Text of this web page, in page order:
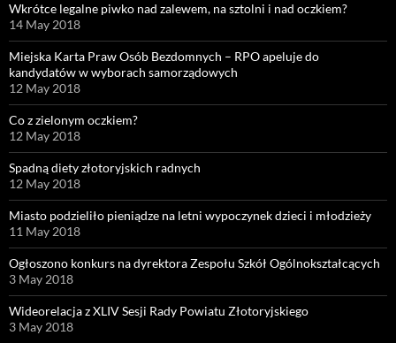
Wkrótce legalne piwko nad zalewem, na sztolni i nad oczkiem?
14 May 2018
Miejska Karta Praw Osób Bezdomnych – RPO apeluje do
kandydatów w wyborach samorządowych
12 May 2018
Co z zielonym oczkiem?
12 May 2018
Spadną diety złotoryjskich radnych
12 May 2018
Miasto podzieliło pieniądze na letni wypoczynek dzieci i młodzieży
11 May 2018
Ogłoszono konkurs na dyrektora Zespołu Szkół Ogólnokształcących
3 May 2018
Wideorelacja z XLIV Sesji Rady Powiatu Złotoryjskiego
3 May 2018